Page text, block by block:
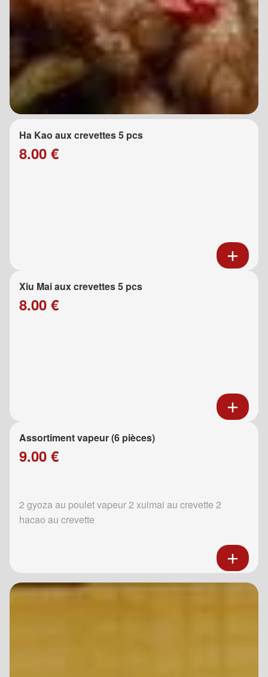
Ha Kao aux crevettes 5 pcs
8.00 €
Xiu Mai aux crevettes 5 pcs
8.00 €
Assortiment vapeur (6 pièces)
9.00 €
2 gyoza au poulet vapeur 2 xuimai au crevette 2
hacao au crevette